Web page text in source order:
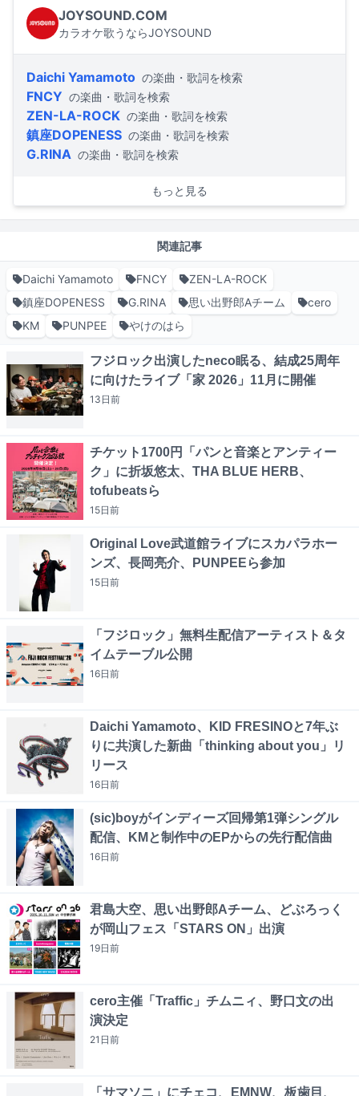
JOYSOUND.COM
カラオケ歌うならJOYSOUND
Daichi Yamamoto の楽曲・歌詞を検索
FNCY の楽曲・歌詞を検索
ZEN-LA-ROCK の楽曲・歌詞を検索
鎮座DOPENESS の楽曲・歌詞を検索
G.RINA の楽曲・歌詞を検索
もっと見る
関連記事
Daichi Yamamoto FNCY
ZEN-LA-ROCK
鎮座DOPENESS
G.RINA 思い出野郎Aチーム
cero
KM
PUNPEE やけのはら
フジロック出演したneco眠る、結成25周年
に向けたライブ「家 2026」11月に開催
13日前
チケット1700円「パンと音楽とアンティー
ク」に折坂悠太、THA BLUE HERB、
tofubeatsら
15日前
Original Love武道館ライブにスカパラホー
ンズ、長岡亮介、PUNPEEら参加
15日前
「フジロック」無料生配信アーティスト＆タ
イムテーブル公開
16日前
Daichi Yamamoto、KID FRESINOと7年ぶ
りに共演した新曲「thinking about you」リ
リース
16日前
(sic)boyがインディーズ回帰第1弾シングル
配信、KMと制作中のEPからの先行配信曲
16日前
君島大空、思い出野郎Aチーム、どぶろっく
が岡山フェス「STARS ON」出演
19日前
cero主催「Traffic」チムニィ、野口文の出
演決定
21日前
「サマソニ」にチェコ、EMNW、板歯目、